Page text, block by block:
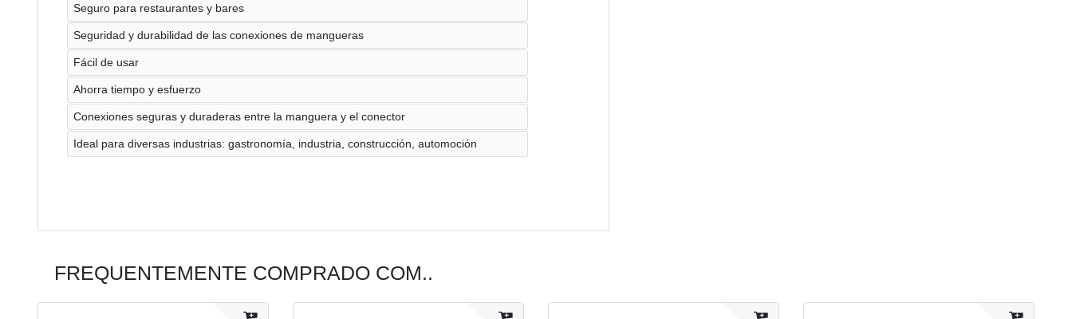
Seguro para restaurantes y bares
Seguridad y durabilidad de las conexiones de mangueras
Fácil de usar
Ahorra tiempo y esfuerzo
Conexiones seguras y duraderas entre la manguera y el conector
Ideal para diversas industrias: gastronomía, industria, construcción, automoción
FREQUENTEMENTE COMPRADO COM..